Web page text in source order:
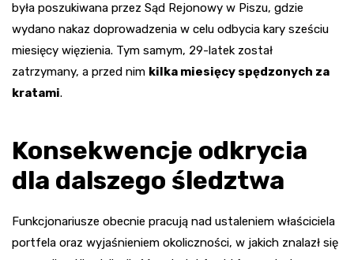
była poszukiwana przez Sąd Rejonowy w Piszu, gdzie
wydano nakaz doprowadzenia w celu odbycia kary sześciu
miesięcy więzienia. Tym samym, 29-latek został
zatrzymany, a przed nim kilka miesięcy spędzonych za
kratami.
Konsekwencje odkrycia
dla dalszego śledztwa
Funkcjonariusze obecnie pracują nad ustaleniem właściciela
portfela oraz wyjaśnieniem okoliczności, w jakich znalazł się